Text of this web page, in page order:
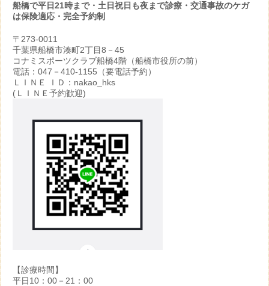
船橋で平日21時まで・土日祝日も夜まで診療・交通事故のケガ
は保険適応・完全予約制
〒273-0011
千葉県船橋市湊町2丁目8－45
コナミスポーツクラブ船橋4階（船橋市役所の前）
電話：047－410-1155（要電話予約）
ＬＩＮＥ ＩＤ：nakao_hks
(ＬＩＮＥ予約歓迎)
【診療時間】
平日10：00－21：00